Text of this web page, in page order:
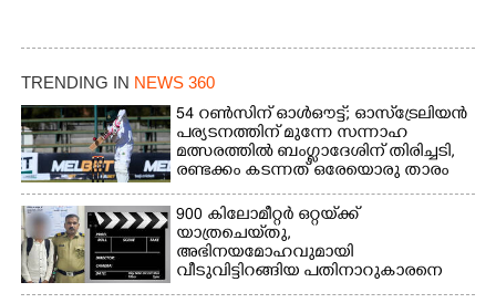
TRENDING IN NEWS 360
54 റൺസിന് ഓൾഔട്ട്; ഓസ്‌ട്രേലിയൻ
പര്യടനത്തിന് മുന്നേ സന്നാഹ
മത്സരത്തിൽ ബംഗ്ലാദേശിന് തിരിച്ചടി,
രണ്ടക്കം കടന്നത് ഒരേയൊരു താരം
900 കിലോമീറ്റർ ഒറ്റയ്‌ക്ക്
യാത്രചെ‌യ്‌തു,​
അഭിനയമോഹവുമായി
വീടുവിട്ടിറങ്ങിയ പതിനാറുകാരനെ
കണ്ടെത്തിയത് ഫിലിം സിറ്റിയിൽ